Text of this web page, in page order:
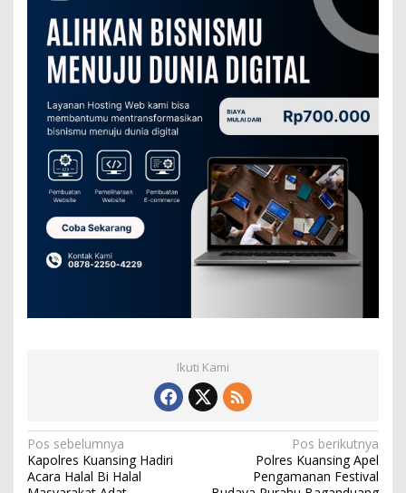
Ikuti Kami
N
a
Pos sebelumnya
Kapolres Kuansing Hadiri
Acara Halal Bi Halal
Pos berikutnya
Polres Kuansing Apel
Pengamanan Festival